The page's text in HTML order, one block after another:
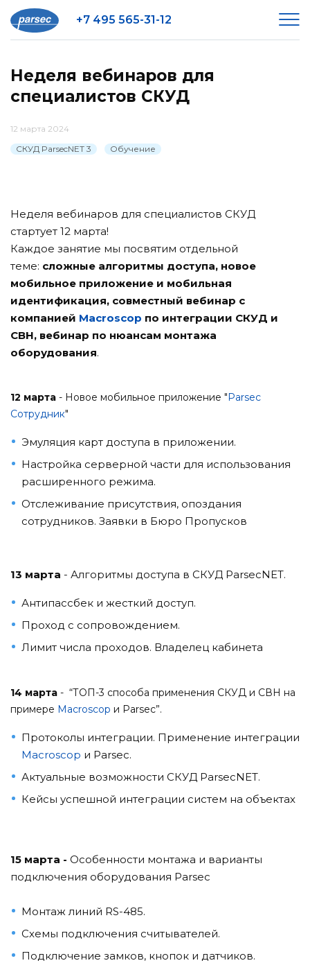
+7 495 565-31-12
Неделя вебинаров для
специалистов СКУД
12 марта 2024
СКУД ParsecNET 3
Обучение
Неделя вебинаров для специалистов СКУД
стартует 12 марта!
Каждое занятие мы посвятим отдельной
теме: сложные алгоритмы доступа, новое
мобильное приложение и мобильная
идентификация, совместный вебинар с
компанией Macroscop по интеграции СКУД и
СВН, вебинар по нюансам монтажа
оборудования.
12 марта - Новое мобильное приложение "Parsec
Сотрудник"
Эмуляция карт доступа в приложении.
Настройка серверной части для использования
расширенного режима.
Отслеживание присутствия, опоздания
сотрудников. Заявки в Бюро Пропусков
13 марта - Алгоритмы доступа в СКУД ParsecNET.
Антипассбек и жесткий доступ.
Проход с сопровождением.
Лимит числа проходов. Владелец кабинета
14 марта - “ТОП-3 способа применения CКУД и СВН на
примере Macroscop и Parsec”.
Протоколы интеграции. Применение интеграции
Macroscop и Parsec.
Актуальные возможности СКУД ParsecNET.
Кейсы успешной интеграции систем на объектах
15 марта - Особенности монтажа и варианты
подключения оборудования Parsec
Монтаж линий RS-485.
Схемы подключения считывателей.
Подключение замков, кнопок и датчиков.